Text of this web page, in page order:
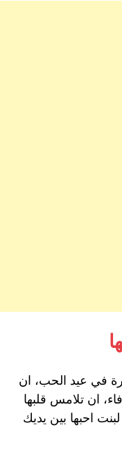
في عيد الحب، ان
ان تلامس قلبها
احبها بين يديك